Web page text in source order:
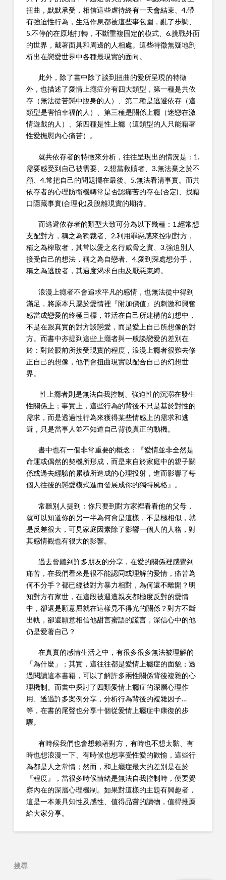
扭曲，默默承受，相信這些虐待終有一天會結束、4.帶
有強迫性行為，生活作息都被這些事包圍，亂了步調、
5.不停的在原地打轉，不斷重複固定的模式、6.挑戰外面
的世界，戴著面具和周邊的人相處。這些特徵無疑地剖
析出在戀愛世界中各種最現實的面向。
此外，除了書中除了談到扭曲的愛所呈現的特徵
外，也描述了愛情上癮症分有四大類型，第一種是共依
存（無法從苦戀中脫身的人）、第二種是逃避依存（這
類型是害怕幸福的人）、第三種是關係上癮（迷戀在激
情遊戲的人）、第四種是性上癮（這類型的人只能藉著
性愛撫慰內心痛苦）。
就共依存者的特徵來分析，往往呈現出的情況是：1.
需要感受到自己被需要、2.想當救贖者、3.無法棄之於不
顧、4.常把自己的問題擺在最後、5.無法看清事實。而共
依存者的心理防衛機轉常是否認痛苦的存在(否定)、找藉
口隱藏事實(合理化)及脫離現實的期待。
而逃避依存者的類型大致可分為以下幾種：1.經常想
支配對方，稱之為獨裁者、2.利用罪惡感來控制對方，
稱之為榨取者，其常以愛之名行威脅之實、3.強迫別人
接受自己的想法，稱之為自戀者、4.愛到深處想分手，
稱之為逃脫者，其過度渴求自由及厭惡束縛。
浪漫上癮者不會追求平凡的感情，也無法從中得到
滿足，將原本只屬於愛情裡『附加價值』的刺激和興奮
感當成戀愛的終極目標，並活在自己所建構的幻想中，
不是在跟真實的對方談戀愛，而是愛上自己所想像的對
方。而書中亦提到這些上癮者與一般談戀愛的差別在
於：對於眼前所接受現實的程度，浪漫上癮者很難去修
正自己的想像，他們會扭曲現實以配合自己的幻想世
界。
性上癮者則是無法自我控制、強迫性的沉溺在發生
性關係上；事實上，這些行為的背後不只是基於對性的
需求，而是透過性行為來獲得某些情感上的需求和逃
避，只是當事人並不知道自己背後真正的動機。
書中也有一個非常重要的概念：『愛情並非全然是
命運或偶然的契機所形成，而是來自於家庭中的親子關
係或過去經驗的累積所造成的心理投射，進而影響了每
個人往後的戀愛模式進而發展成你的獨特風格』。
常聽別人提到：你只要到對方家裡看看他的父母，
就可以知道你的另一半為何會是這樣，不是極相似，就
是反差很大，可見家庭因素除了影響一個人的人格，對
其感情觀也有很大的影響。
過去曾聽到許多朋友的分享，在愛的關係裡感覺到
痛苦，在我們看來是很不能認同或理解的愛情，痛苦為
何不分手？都已經被對方暴力相對，為何還不離開？明
知對方有家世，在這段被週遭親友都極度反對的愛情
中，卻還是願意屈就在這樣見不得光的關係？對方不斷
出軌，卻還願意相信他甜言蜜語的謊言，深信心中的他
仍是愛著自己？
在真實的感情生活之中，有很多很多無法被理解的
「為什麼」；其實，這往往都是愛情上癮症的面貌；透
過閱讀這本書籍，可以了解許多兩性關係背後複雜的心
理機制。而書中探討了四類愛情上癮症的深層心理作
用、透過許多案例分享，分析行為背後的複雜因子…
等，在書的尾聲也分享十個從愛情上癮症中康復的步
驟。
有時候我們也會想賴著對方，有時也不想太黏、有
時也想浪漫一下、有時候也想享受性愛的歡愉，這些行
為都是人之常情；然而，和上癮症最大的差別是在於
『程度』，當很多時候情緒是無法自我控制時，便要覺
察內在的深層心理機制。如果對這樣的主題有興趣者，
這是一本兼具知性及感性、值得品嘗的讀物，值得推薦
給大家分享。
搜尋